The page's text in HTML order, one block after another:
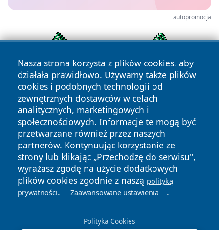
autopromocja
Nasza strona korzysta z plików cookies, aby
działała prawidłowo. Używamy także plików
cookies i podobnych technologii od
zewnętrznych dostawców w celach
analitycznych, marketingowych i
społecznościowych. Informacje te mogą być
przetwarzane również przez naszych
partnerów. Kontynuując korzystanie ze
strony lub klikając „Przechodzę do serwisu",
wyrażasz zgodę na użycie dodatkowych
plików cookies zgodnie z naszą polityką
prywatności. Zaawansowane ustawienia .
Polityka Cookies
Copyright © 2026 infolomza.pl Wszystkie prawa zastrzeżone.
News Autorzy
Polityka
Prywatności
Polityka
Cookies